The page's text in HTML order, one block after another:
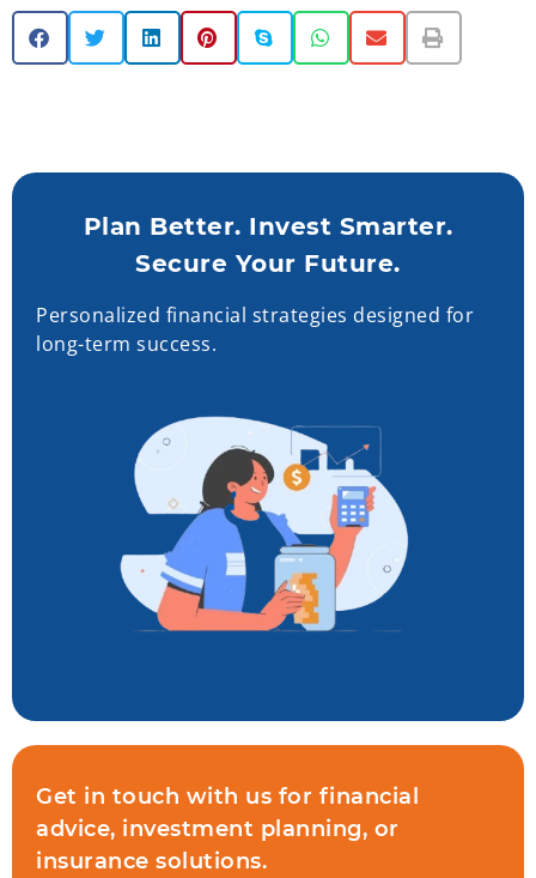
Plan Better. Invest Smarter.
Secure Your Future.
Personalized financial strategies designed for
long-term success.
Get in touch with us for financial
advice, investment planning, or
insurance solutions.